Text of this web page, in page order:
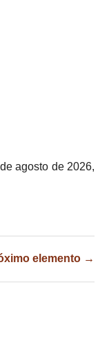
agosto de 2026,
elemento →